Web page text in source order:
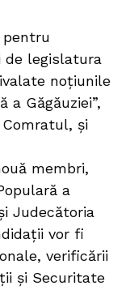
pentru
de legislatura
noțiunile
a Găgăuziei”,
și
membri,
a
Judecătoria
vor fi
verificării
și Securitate